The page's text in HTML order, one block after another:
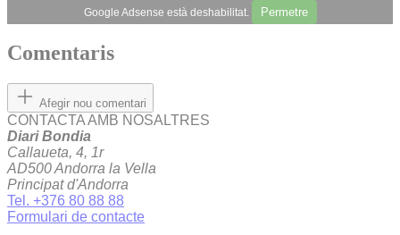
Google Adsense està deshabilitat. Permetre
Comentaris
Afegir nou comentari
CONTACTA AMB NOSALTRES
Diari Bondia
Callaueta, 4, 1r
AD500 Andorra la Vella
Principat d'Andorra
Tel. +376 80 88 88
Formulari de contacte